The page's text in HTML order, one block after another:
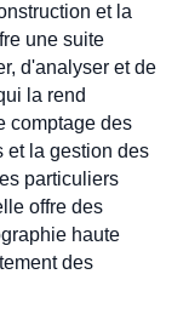
et la
une suite
d'analyser et de
la rend
comptage des
et la gestion des
particuliers
offre des
haute
des